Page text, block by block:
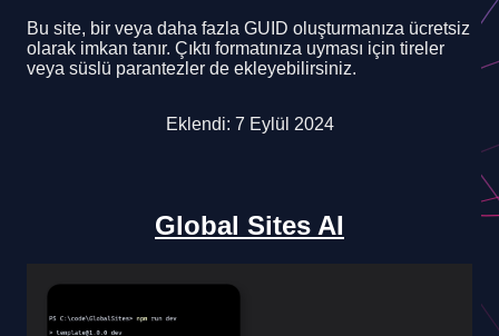
Bu site, bir veya daha fazla GUID oluşturmanıza ücretsiz
olarak imkan tanır. Çıktı formatınıza uyması için tireler
veya süslü parantezler de ekleyebilirsiniz.
Eklendi: 7 Eylül 2024
Global Sites AI